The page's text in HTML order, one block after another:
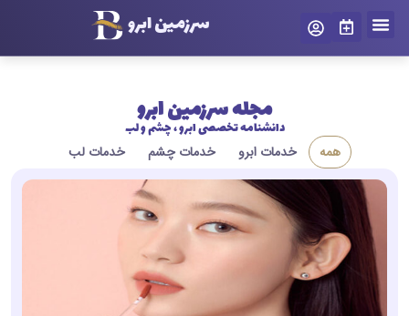
سرزمین ابرو
مجله سرزمین ابرو
دانشنامه تخصصی ابرو ، چشم و لب
همه خدمات ابرو خدمات چشم خدمات لب